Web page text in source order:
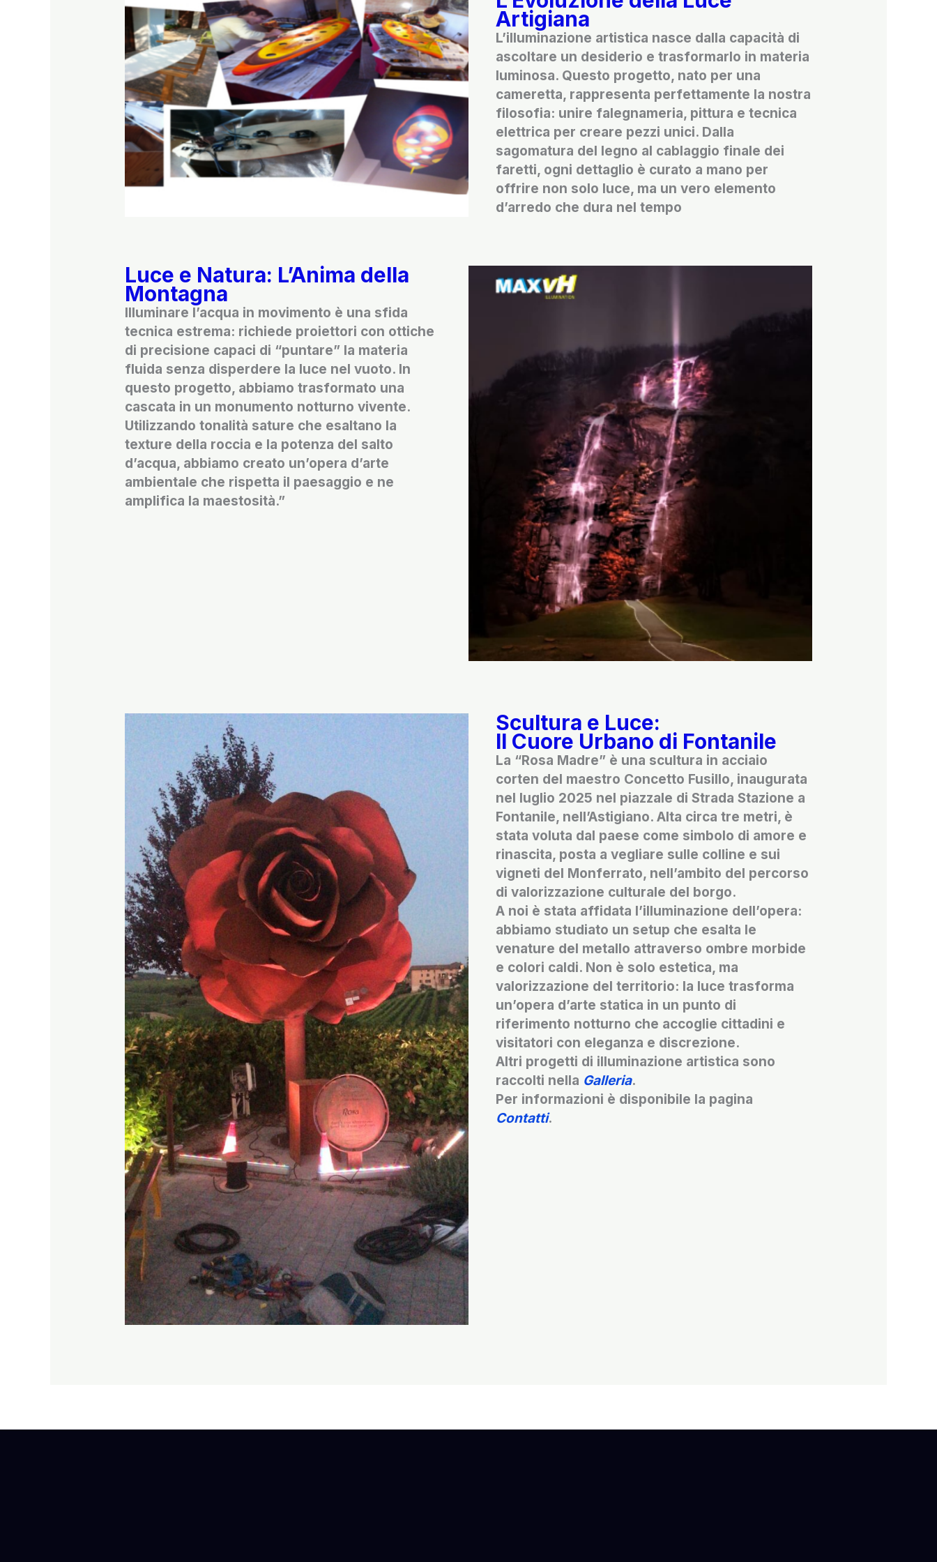
Artigiana
L’illuminazione artistica nasce dalla capacità di
ascoltare un desiderio e trasformarlo in materia
luminosa. Questo progetto, nato per una
cameretta, rappresenta perfettamente la nostra
filosofia: unire falegnameria, pittura e tecnica
elettrica per creare pezzi unici. Dalla
sagomatura del legno al cablaggio finale dei
faretti, ogni dettaglio è curato a mano per
offrire non solo luce, ma un vero elemento
d’arredo che dura nel tempo
Luce e Natura: L’Anima della
Montagna
Illuminare l’acqua in movimento è una sfida
tecnica estrema: richiede proiettori con ottiche
di precisione capaci di “puntare” la materia
fluida senza disperdere la luce nel vuoto. In
questo progetto, abbiamo trasformato una
cascata in un monumento notturno vivente.
Utilizzando tonalità sature che esaltano la
texture della roccia e la potenza del salto
d’acqua, abbiamo creato un’opera d’arte
ambientale che rispetta il paesaggio e ne
amplifica la maestosità.”
Scultura e Luce:
Il Cuore Urbano di Fontanile
La “Rosa Madre” è una scultura in acciaio
corten del maestro Concetto Fusillo, inaugurata
nel luglio 2025 nel piazzale di Strada Stazione a
Fontanile, nell’Astigiano. Alta circa tre metri, è
stata voluta dal paese come simbolo di amore e
rinascita, posta a vegliare sulle colline e sui
vigneti del Monferrato, nell’ambito del percorso
di valorizzazione culturale del borgo.
A noi è stata affidata l’illuminazione dell’opera:
abbiamo studiato un setup che esalta le
venature del metallo attraverso ombre morbide
e colori caldi. Non è solo estetica, ma
valorizzazione del territorio: la luce trasforma
un’opera d’arte statica in un punto di
riferimento notturno che accoglie cittadini e
visitatori con eleganza e discrezione.
Altri progetti di illuminazione artistica sono
raccolti nella Galleria.
Per informazioni è disponibile la pagina
Contatti.